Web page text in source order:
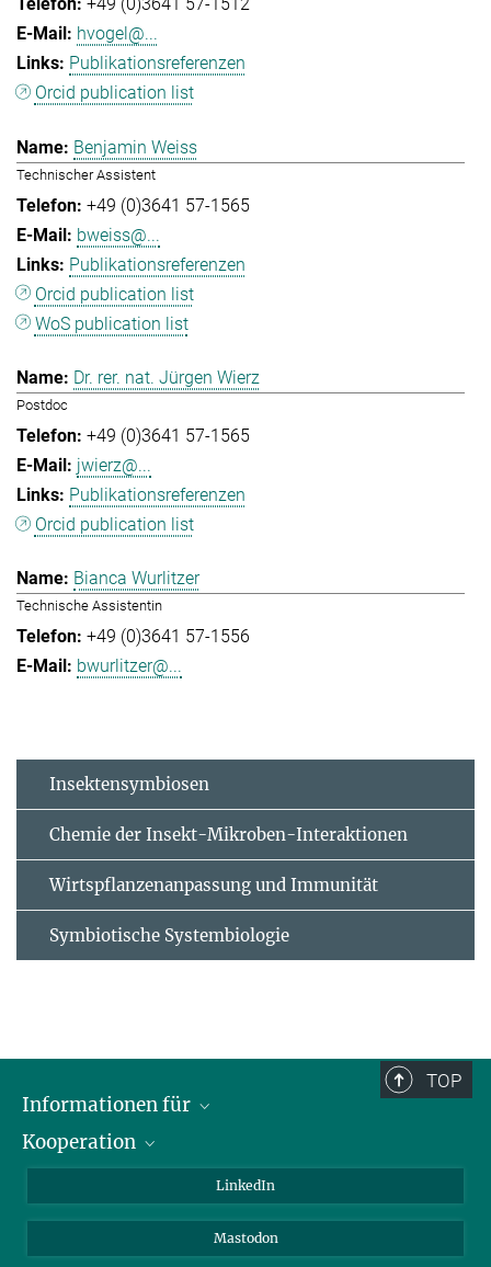
hvogel@...
Publikationsreferenzen
Orcid publication list
Benjamin Weiss
Technischer Assistent
+49 (0)3641 57-1565
bweiss@...
Publikationsreferenzen
Orcid publication list
WoS publication list
Dr. rer. nat. Jürgen Wierz
Postdoc
+49 (0)3641 57-1565
jwierz@...
Publikationsreferenzen
Orcid publication list
Bianca Wurlitzer
Technische Assistentin
+49 (0)3641 57-1556
bwurlitzer@...
Insektensymbiosen
Chemie der Insekt-Mikroben-Interaktionen
Wirtspflanzenanpassung und Immunität
Symbiotische Systembiologie
TOP
Informationen für
Journalisten
Kooperation
Max-Planck-Gesellschaft
Beutenberg Campus e.V.
LinkedIn
Mastodon